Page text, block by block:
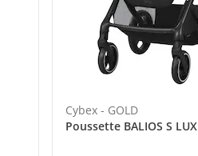
Cybex - GOLD
Poussette BALIOS S LUX